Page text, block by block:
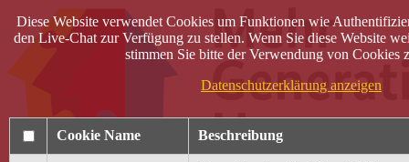
Diese Website verwendet Cookies um Funktionen wie
den Live-Chat zur Verfügung zu stellen. Wenn Sie diese Website
stimmen Sie bitte der Verwendung von Cookies
Datenschutzerklärung anzeigen
Cookie Name Beschreibung